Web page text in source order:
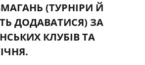
(ТУРНІРИ Й
ДОДАВАТИСЯ) ЗА
КЛУБІВ ТА